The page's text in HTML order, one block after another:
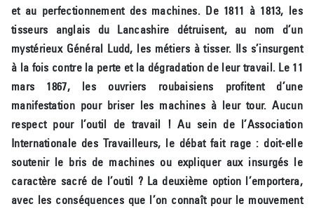
et au perfectionnement des machines. De 1811 à 1813, les
tisseurs anglais du Lancashire détruisent, au nom d’un
mystérieux Général Ludd, les métiers à tisser. Ils s’insurgent
à la fois contre la perte et la dégradation de leur travail. Le 11
mars 1867, les ouvriers roubaisiens profitent d’une
manifestation pour briser les machines à leur tour. Aucun
respect pour l’outil de travail ! Au sein de l’Association
Internationale des Travailleurs, le débat fait rage : doit-elle
soutenir le bris de machines ou expliquer aux insurgés le
caractère sacré de l’outil ? La deuxième option l’emportera,
avec les conséquences que l’on connaît pour le mouvement